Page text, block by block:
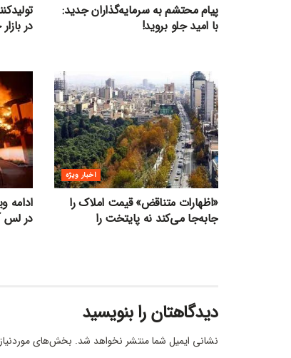
پیام محتشم به سرمایه‌گذاران جدید:
با امید جلو بروید!
در
اخبار ویژه
«اظهارات متناقض» قیمت‌ املاک را
جابه‌جا می‌کند نه پایتخت را
ادامه
در لس
دیدگاهتان را بنویسید
نشانی ایمیل شما منتشر نخواهد شد. بخش‌های